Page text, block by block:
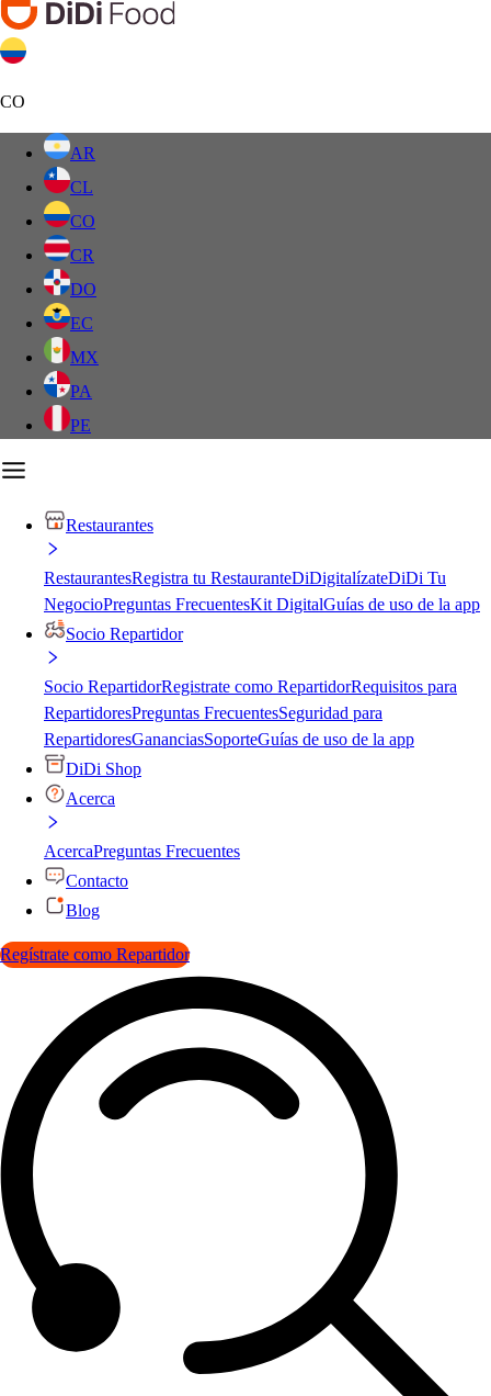
CO
AR
CL
CO
CR
DO
EC
MX
PA
PE
Restaurantes
RestaurantesRegistra tu RestauranteDiDigitalízateDiDi Tu
NegocioPreguntas FrecuentesKit DigitalGuías de uso de la app
Socio Repartidor
Socio RepartidorRegistrate como RepartidorRequisitos para
RepartidoresPreguntas FrecuentesSeguridad para
RepartidoresGananciasSoporteGuías de uso de la app
DiDi Shop
Acerca
AcercaPreguntas Frecuentes
Contacto
Blog
Regístrate como Repartidor